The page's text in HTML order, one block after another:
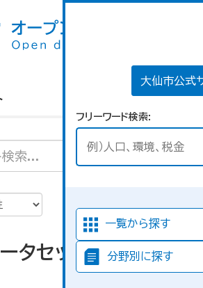
大仙市公式
フリーワード検索
一覧から探す
分野別に探す
タセットが見つか